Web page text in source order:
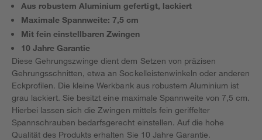
Aus robustem Aluminium gefertigt, lackiert
Maximale Spannweite: 7,5 cm
Mit fein einstellbaren Zwingen
10 Jahre Garantie
Diese Gehrungszwinge dient dem Setzen von präzisen
Gehrungsschnitten, etwa an Sockelleistenwinkeln oder anderen
Eckprofilen. Die kleine Werkbank aus robustem Aluminium ist
grau lackiert. Sie besitzt eine maximale Spannweite von 7,5 cm.
Hierbei lassen sich die Zwingen mittels fein geriffelter
Spannschrauben bedarfsgerecht einstellen. Auf die hohe
Qualität des Produkts erhalten Sie 10 Jahre Garantie.